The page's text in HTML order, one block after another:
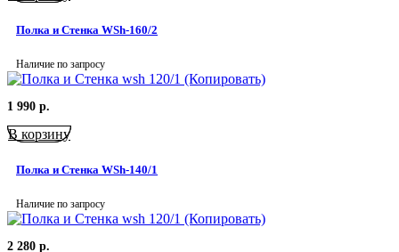
Полка и Стенка WSh-160/2
Наличие по запросу
1 990 р.
В корзину
Полка и Стенка WSh-140/1
Наличие по запросу
2 280 р.